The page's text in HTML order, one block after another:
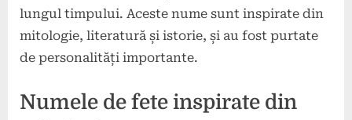
lungul timpului. Aceste nume sunt inspirate din
mitologie, literatură și istorie, și au fost purtate
de personalități importante.
Numele de fete inspirate din